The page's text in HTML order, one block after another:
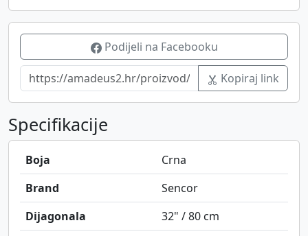
Podijeli na Facebooku
Kopiraj link
Specifikacije
Boja
Crna
Brand
Sencor
Dijagonala
32" / 80 cm